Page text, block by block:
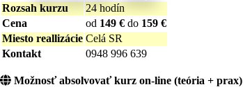
Rozsah kurzu
24 hodín
Cena
od 149 € do 159 €
Miesto reallizácie Celá SR
Kontakt
0948 996 639
Možnosť absolvovať kurz on-line (teória + prax)